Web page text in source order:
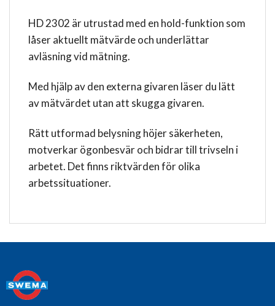
HD 2302 är utrustad med en hold-funktion som
låser aktuellt mätvärde och underlättar
avläsning vid mätning.
Med hjälp av den externa givaren läser du lätt
av mätvärdet utan att skugga givaren.
Rätt utformad belysning höjer säkerheten,
motverkar ögonbesvär och bidrar till trivseln i
arbetet. Det finns riktvärden för olika
arbetssituationer.